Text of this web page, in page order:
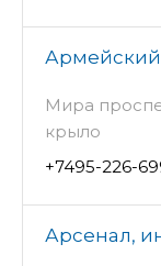
Армейский
Мира
крыло
+7495-226-
Арсенал,